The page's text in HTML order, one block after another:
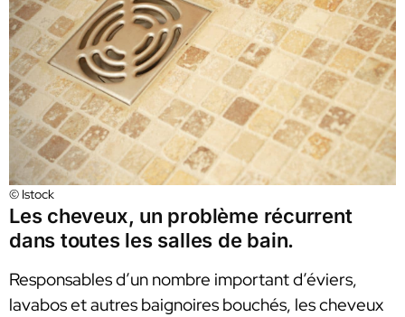
© Istock
Les cheveux, un problème récurrent
dans toutes les salles de bain.
Responsables d’un nombre important d’éviers,
lavabos et autres baignoires bouchés, les cheveux